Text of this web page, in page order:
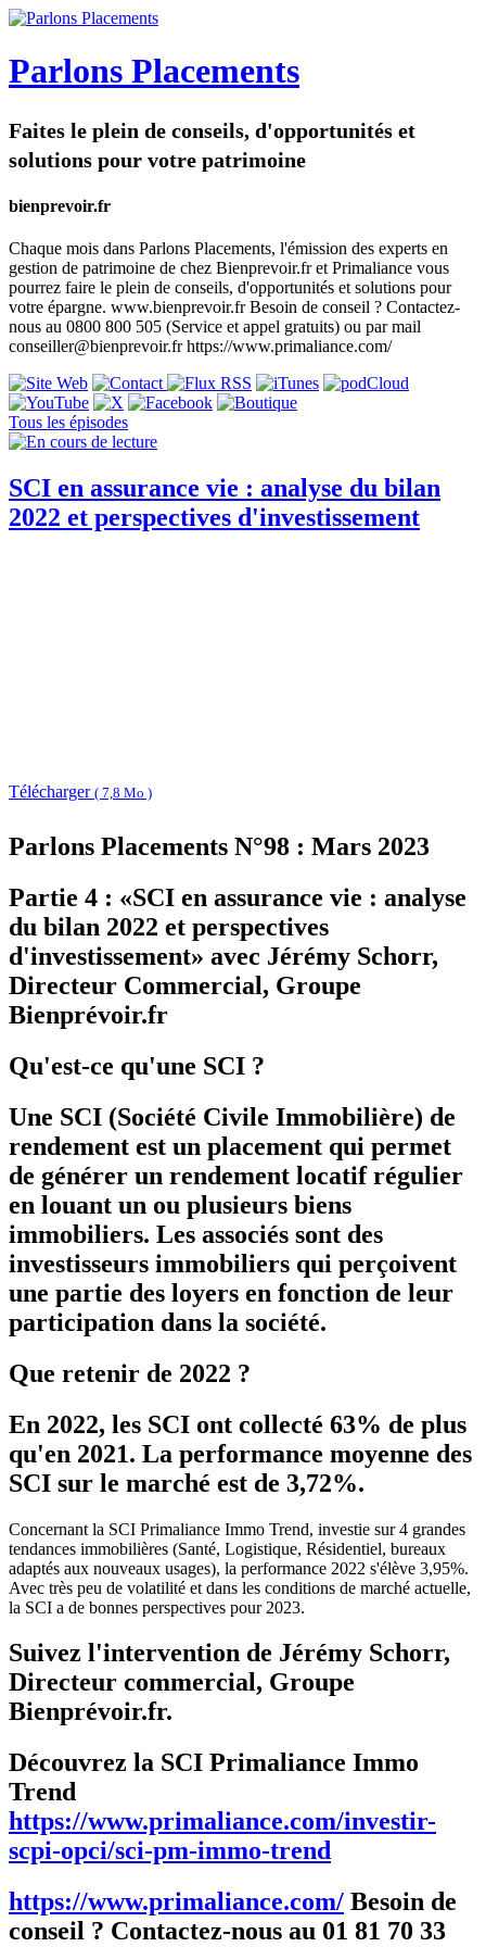
Parlons Placements
Faites le plein de conseils, d'opportunités et
solutions pour votre patrimoine
bienprevoir.fr
Chaque mois dans Parlons Placements, l'émission des experts en
gestion de patrimoine de chez Bienprevoir.fr et Primaliance vous
pourrez faire le plein de conseils, d'opportunités et solutions pour
votre épargne. www.bienprevoir.fr Besoin de conseil ? Contactez-
nous au 0800 800 505 (Service et appel gratuits) ou par mail
conseiller@bienprevoir.fr https://www.primaliance.com/
Tous les épisodes
SCI en assurance vie : analyse du bilan
2022 et perspectives d'investissement
Télécharger ( 7,8 Mo )
Parlons Placements N°98 : Mars 2023
Partie 4 : «SCI en assurance vie : analyse
du bilan 2022 et perspectives
d'investissement» avec Jérémy Schorr,
Directeur Commercial, Groupe
Bienprévoir.fr
Qu'est-ce qu'une SCI ?
Une SCI (Société Civile Immobilière) de
rendement est un placement qui permet
de générer un rendement locatif régulier
en louant un ou plusieurs biens
immobiliers. Les associés sont des
investisseurs immobiliers qui perçoivent
une partie des loyers en fonction de leur
participation dans la société.
Que retenir de 2022 ?
En 2022, les SCI ont collecté 63% de plus
qu'en 2021. La performance moyenne des
SCI sur le marché est de 3,72%.
Concernant la SCI Primaliance Immo Trend, investie sur 4 grandes
tendances immobilières (Santé, Logistique, Résidentiel, bureaux
adaptés aux nouveaux usages), la performance 2022 s'élève 3,95%.
Avec très peu de volatilité et dans les conditions de marché actuelle,
la SCI a de bonnes perspectives pour 2023.
Suivez l'intervention de Jérémy Schorr,
Directeur commercial, Groupe
Bienprévoir.fr.
Découvrez la SCI Primaliance Immo
Trend
https://www.primaliance.com/investir-
scpi-opci/sci-pm-immo-trend
https://www.primaliance.com/ Besoin de
conseil ? Contactez-nous au 01 81 70 33